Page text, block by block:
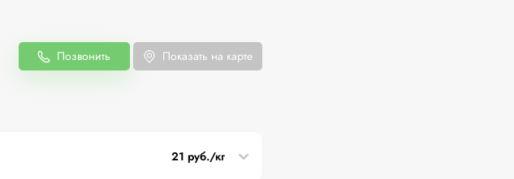
Позвонить Показать на карте
21 руб./кг